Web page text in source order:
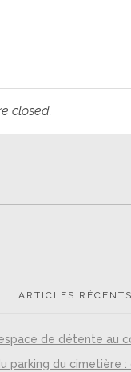
closed.
ARTICLES RÉCENTS
de détente au
parking du cimetière :